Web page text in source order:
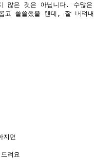
않은 것은 아닙니다. 수많
고 쓸쓸했을 텐데, 잘 버텨
지면
려요